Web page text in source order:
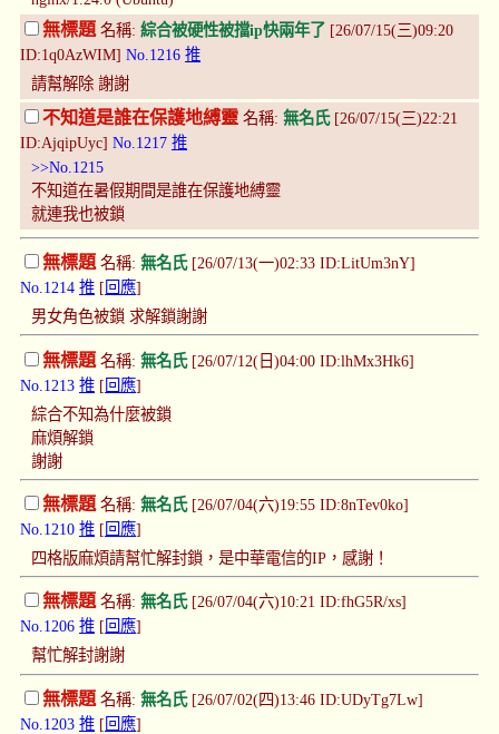
無標題 名稱: 綜合被硬性被擋ip快兩年了 [26/07/15(三)09:20
ID:1q0AzWIM] No.1216 推
請幫解除 謝謝
不知道是誰在保護地縛靈 名稱: 無名氏[26/07/15(三)22:21
ID:AjqipUyc] No.1217 推
>>No.1215
不知道在暑假期間是誰在保護地縛靈
就連我也被鎖
無標題名稱: 無名氏[26/07/13(一)02:33 ID:LitUm3nY]
No.1214 推 [ 回應]
男女角色被鎖 求解鎖謝謝
無標題名稱: 無名氏[26/07/12(日)04:00 ID:lhMx3Hk6]
No.1213 推 [ 回應]
綜合不知為什麼被鎖
麻煩解鎖
謝謝
無標題名稱: 無名氏[26/07/04(六)19:55 ID:8nTev0ko]
No.1210 推 [ 回應]
四格版麻煩請幫忙解封鎖，是中華電信的IP，感謝！
無標題名稱: 無名氏[26/07/04(六)10:21 ID:fhG5R/xs]
No.1206 推 [ 回應]
幫忙解封謝謝
無標題名稱: 無名氏[26/07/02(四)13:46 ID:UDyTg7Lw]
No.1203 推 [ 回應]